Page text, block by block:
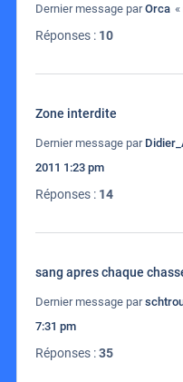
Dernier message parOrca «
Réponses : 10
Zone interdite
Dernier message par
2011 1:23 pm
Réponses : 14
sang apres chaque
Dernier message par
7:31 pm
Réponses :35